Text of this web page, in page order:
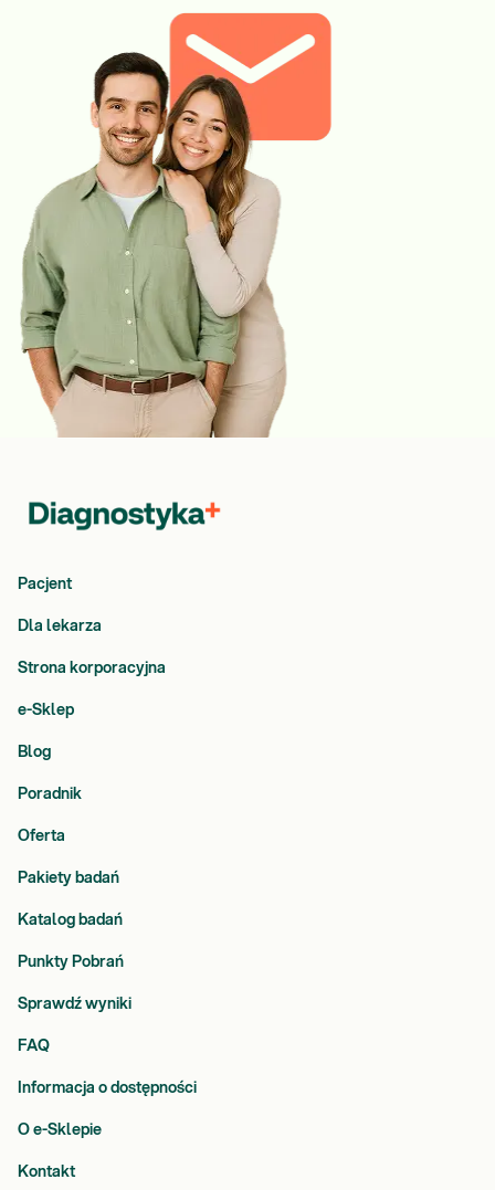
Pacjent
Dla lekarza
Strona korporacyjna
e-Sklep
Blog
Poradnik
Oferta
Pakiety badań
Katalog badań
Punkty Pobrań
Sprawdź wyniki
FAQ
Informacja o dostępności
O e-Sklepie
Kontakt